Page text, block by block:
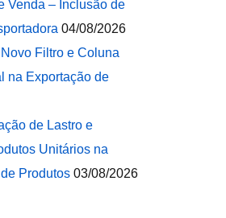
Venda – Inclusão de
04/08/2026
Filtro e Coluna
na Exportação de
de Lastro e
Unitários na
Produtos 03/08/2026